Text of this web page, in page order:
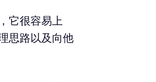
它很容易上
思路以及向他